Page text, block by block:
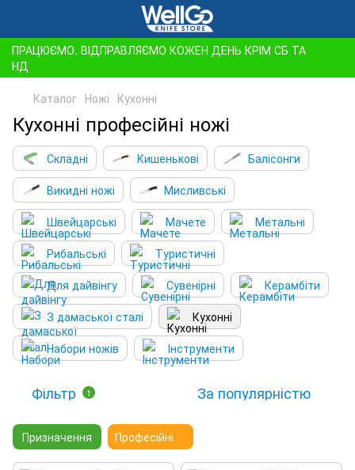
ПРАЦЮЄМО. ВІДПРАВЛЯЄМО КОЖЕН ДЕНЬ КРІМ СБ ТА
НД
Каталог Ножі Кухонні
Кухонні професійні ножі
Складні Кишенькові
Балісонги
Викидні ножі
Мисливські
Швейцарські
Мачете
Метальні
Рибальські
Туристичні
Для дайвінгу
Сувенірні
Керамбіти
З дамаської сталі
Кухонні
Набори ножів
Інструменти
Фільтр 1 За популярністю
Призначення Професійні